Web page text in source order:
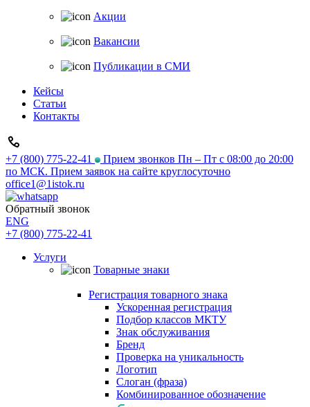
Акции
Вакансии
Публикации в СМИ
Кейсы
Статьи
Контакты
+7 (800) 775-22-41
Прием звонков Пн – Пт с 08:00 до 20:00
по МСК. Прием заявок на сайте круглосуточно
office1@1istok.ru
Обратный звонок
ENG
+7 (800) 775-22-41
Услуги
Товарные знаки
Регистрация товарного знака
Ускоренная регистрация
Подбор классов МКТУ
Знак обслуживания
Бренд
Проверка на уникальность
Логотип
Слоган (фраза)
Комбинированное обозначение